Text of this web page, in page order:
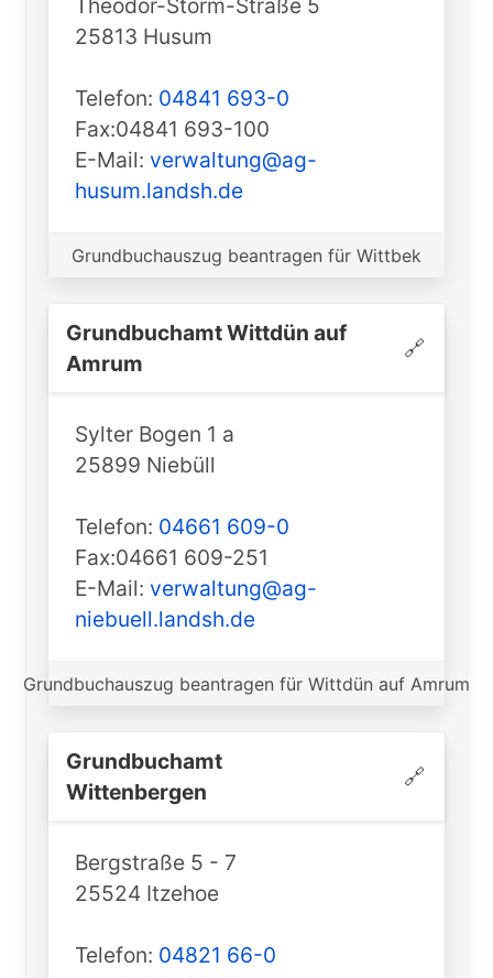
Theodor-Storm-Straße 5
25813 Husum
Telefon: 04841 693-0
Fax:04841 693-100
E-Mail: verwaltung@ag-
husum.landsh.de
Grundbuchauszug beantragen für Wittbek
Grundbuchamt ️Wittdün auf
Amrum
🔗
Sylter Bogen 1 a
25899 Niebüll
Telefon: 04661 609-0
Fax:04661 609-251
E-Mail: verwaltung@ag-
niebuell.landsh.de
Grundbuchauszug beantragen für Wittdün auf Amrum
Grundbuchamt
️Wittenbergen
🔗
Bergstraße 5 - 7
25524 Itzehoe
Telefon: 04821 66-0